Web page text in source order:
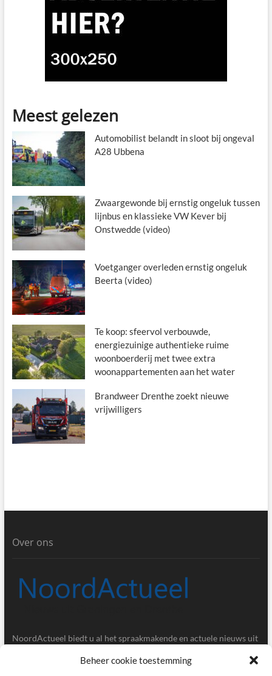
Beheer cookie toestemming
Meest gelezen
Automobilist belandt in sloot bij ongeval
A28 Ubbena
Zwaargewonde bij ernstig ongeluk tussen
lijnbus en klassieke VW Kever bij
Onstwedde (video)
Voetganger overleden ernstig ongeluk
Beerta (video)
Te koop: sfeervol verbouwde,
energiezuinige authentieke ruime
woonboerderij met twee extra
woonappartementen aan het water
Brandweer Drenthe zoekt nieuwe
vrijwilligers
Over ons
NoordActueel biedt u al het spraakmakende en actuele nieuws uit